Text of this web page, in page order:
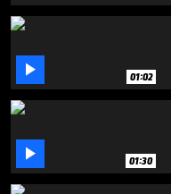
 01:02
 01:30